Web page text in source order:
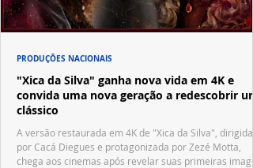
"Xica da Silva" ganha nova vida em 4K e
convida uma nova geração a redescobrir um
clássico
A versão restaurada em 4K de "Xica da Silva", dirigida
por Cacá Diegues e protagonizada por Zezé Motta,
chega aos cinemas após revelar suas primeiras
PRODUÇÕES NACIONAIS